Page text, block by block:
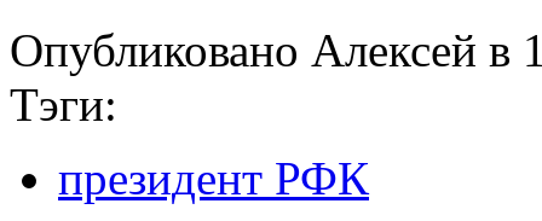
Опубликовано Алексей в
Тэги:
президент РФК